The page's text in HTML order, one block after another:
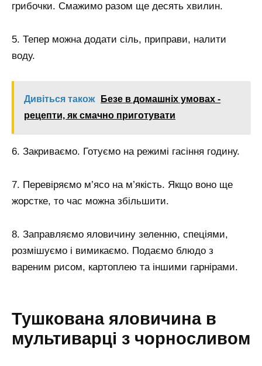
грибочки. Смажимо разом ще десять хвилин.
5. Тепер можна додати сіль, приправи, налити
воду.
Дивіться також
Безе в домашніх умовах -
рецепти, як смачно приготувати
6. Закриваємо. Готуємо на режимі гасіння годину.
7. Перевіряємо м’ясо на м’якість. Якщо воно ще
жорстке, то час можна збільшити.
8. Заправляємо яловичину зеленню, спеціями,
розмішуємо і вимикаємо. Подаємо блюдо з
вареним рисом, картоплею та іншими гарнірами.
Тушкована яловичина в
мультиварці з чорносливом